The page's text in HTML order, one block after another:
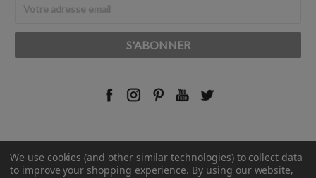
Email
© 2026 Rust-Oleum France.
We use cookies (and other similar technologies) to collect data
to improve your shopping experience. By using our website,